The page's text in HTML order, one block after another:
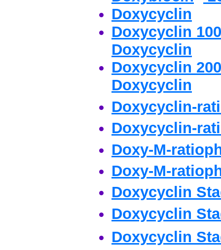
Doxycyclin
Doxycyclin
Doxycyclin
Doxycyclin
Doxycyclin
Doxycyclin-
Doxycyclin-
Doxy-M-
Doxy-M-
Doxycyclin
Doxycyclin
Doxycyclin